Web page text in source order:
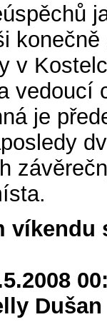
v
vedoucí
je
víkendu
Dušan